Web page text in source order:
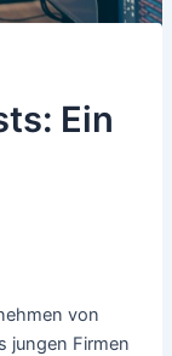
Ein
von
jungen Firmen